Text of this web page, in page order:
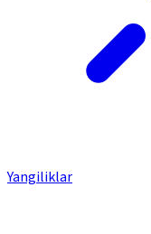
Yangiliklar